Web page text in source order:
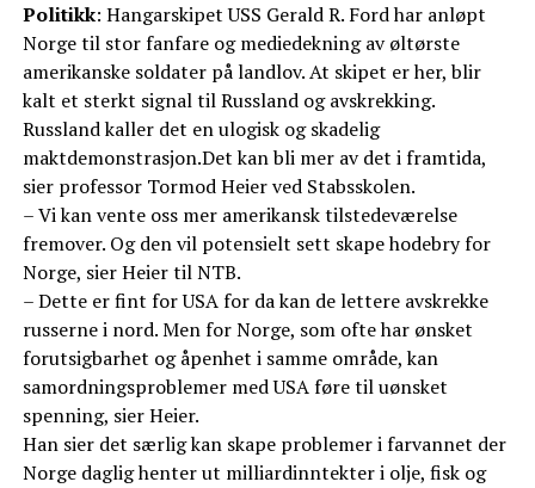
Politikk: Hangarskipet USS Gerald R. Ford har anløpt
Norge til stor fanfare og mediedekning av øltørste
amerikanske soldater på landlov. At skipet er her, blir
kalt et sterkt signal til Russland og avskrekking.
Russland kaller det en ulogisk og skadelig
maktdemonstrasjon.Det kan bli mer av det i framtida,
sier professor Tormod Heier ved Stabsskolen.
– Vi kan vente oss mer amerikansk tilstedeværelse
fremover. Og den vil potensielt sett skape hodebry for
Norge, sier Heier til NTB.
– Dette er fint for USA for da kan de lettere avskrekke
russerne i nord. Men for Norge, som ofte har ønsket
forutsigbarhet og åpenhet i samme område, kan
samordningsproblemer med USA føre til uønsket
spenning, sier Heier.
Han sier det særlig kan skape problemer i farvannet der
Norge daglig henter ut milliardinntekter i olje, fisk og